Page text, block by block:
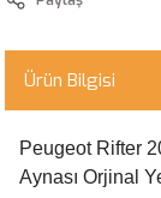
Ürün Bilgisi
Peugeot Rifter
Aynası Orjinal